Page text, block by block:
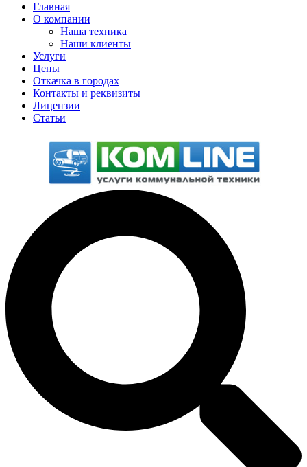
Главная
О компании
Наша техника
Наши клиенты
Услуги
Цены
Откачка в городах
Контакты и реквизиты
Лицензии
Статьи